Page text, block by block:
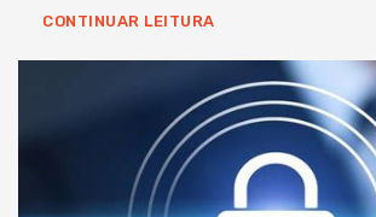
CONTINUAR LEITURA